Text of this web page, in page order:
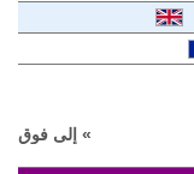
» إلى فوق